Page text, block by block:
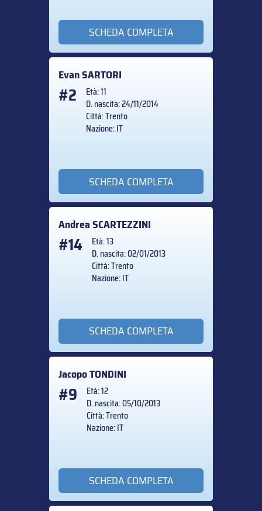
SCHEDA COMPLETA
EvanSARTORI
#2
Età: 11
D. nascita: 24/11/2014
Città: Trento
Nazione: IT
SCHEDA COMPLETA
AndreaSCARTEZZINI
#14
Età: 13
D. nascita: 02/01/2013
Città: Trento
Nazione: IT
SCHEDA COMPLETA
JacopoTONDINI
#9
Età: 12
D. nascita: 05/10/2013
Città: Trento
Nazione: IT
SCHEDA COMPLETA